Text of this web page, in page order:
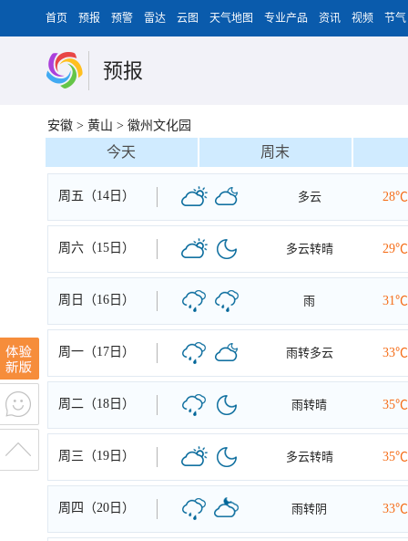
首页 预报 预警 雷达 云图 天气地图 专业产品 资讯 视频 节气
预报
安徽 > 黄山 > 徽州文化园
今天 周末
周五（14日） 多云 28℃
周六（15日） 多云转晴 29℃
周日（16日） 雨 31℃
周一（17日） 雨转多云 33℃
周二（18日） 雨转晴 35℃
周三（19日） 多云转晴 35℃
周四（20日） 雨转阴 33℃